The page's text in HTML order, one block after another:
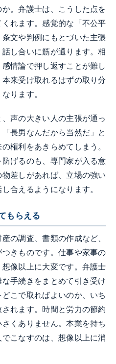
。弁護士は、こうした点を
れます。感覚的な「不公平
文や判例にもとづいた主張
し合いに筋が通ります。相
情論で押し返すことが難し
来受け取れるはずの取り分
ります。
声の大きい人の主張が通っ
長男なんだから当然だ」と
権利をあきらめてしまう。
げるのも、専門家が入る意
差しがあれば、立場の強い
合えるようになります。
もらえる
の調査、書類の作成など、
きものです。仕事や家事の
像以上に大変です。弁護士
手続きをまとめて引き受け
こで取ればよいのか、いち
れます。時間と労力の節約
くありません。本業を持ち
こなすのは、想像以上に消